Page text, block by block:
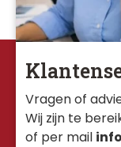
Vragen of
Wij zijn te
of per mail